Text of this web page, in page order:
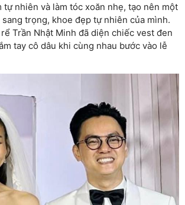
tự nhiên và làm tóc xoăn nhẹ, tạo nên một
trọng, khoe đẹp tự nhiên của mình.
Trần Nhật Minh đã diện chiếc vest đen
tay cô dâu khi cùng nhau bước vào lễ